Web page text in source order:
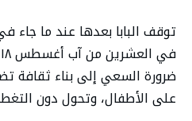
توقف البابا بعدها عند ما جاء
ضرورة السعي إلى بناء ثقافة
على الأطفال، وتحول دون